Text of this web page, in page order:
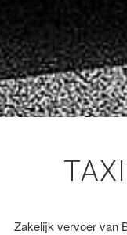
Zakelijk vervoer van